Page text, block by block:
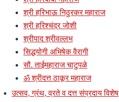
श्री हरिभाऊ निठुरकर महाराज
श्री हरिश्चंद्र जोशी
श्रीपाद श्रीवल्लभ
सिद्धयोगी अभिषेक वैरागी
सौ. ताईमहाराज चाटुपळे
ॐ श्रीदत्त ठाकूर महाराज
उत्सव, ग्रंथ, व्रते व दत्त संप्रदाय विशेष